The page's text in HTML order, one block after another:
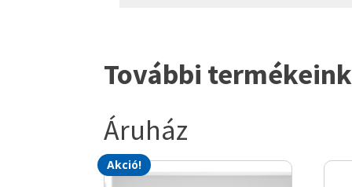
További termékeink
Áruház
Akció!